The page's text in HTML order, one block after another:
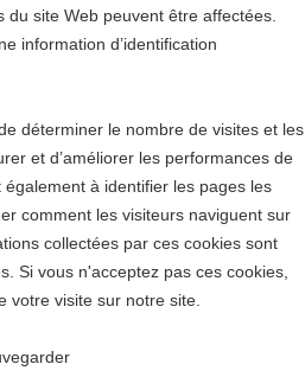
du site Web peuvent être affectées.
information d’identification
déterminer le nombre de visites et les
et d’améliorer les performances de
à identifier les pages les
comment les visiteurs naviguent sur
collectées par ces cookies sont
Si vous n'acceptez pas ces cookies,
votre visite sur notre site.